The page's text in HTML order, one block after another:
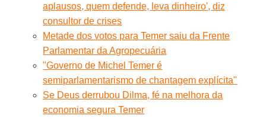
aplausos, quem defende, leva dinheiro', diz
consultor de crises
Metade dos votos para Temer saiu da Frente
Parlamentar da Agropecuária
"Governo de Michel Temer é
semiparlamentarismo de chantagem explícita"
Se Deus derrubou Dilma, fé na melhora da
economia segura Temer